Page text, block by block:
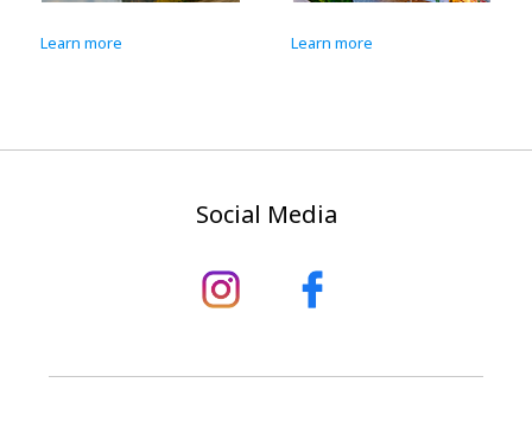
Learn more Learn more
Social Media